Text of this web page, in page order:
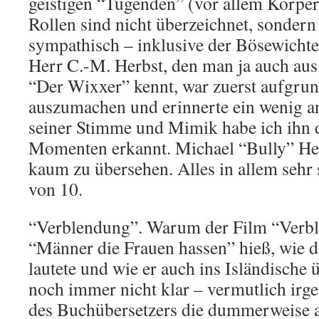
Rollen sind nicht überzeichnet,
sympathisch – inklusive der
Herr C.-M. Herbst, den man ja auch
“Der Wixxer” kennt, war zuerst
auszumachen und erinnerte ein wenig
seiner Stimme und Mimik habe ich ihn
Momenten erkannt. Michael “Bully”
kaum zu übersehen. Alles in allem sehr
von 10.
“Verblendung”. Warum der Film
“Männer die Frauen hassen” hieß, wie
lautete und wie er auch ins Isländische
noch immer nicht klar – vermutlich
des Buchübersetzers die